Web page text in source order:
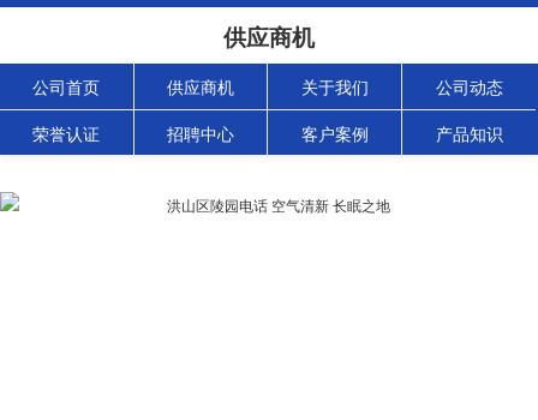
供应商机
公司首页 供应商机 关于我们 公司动态
荣誉认证 招聘中心 客户案例 产品知识